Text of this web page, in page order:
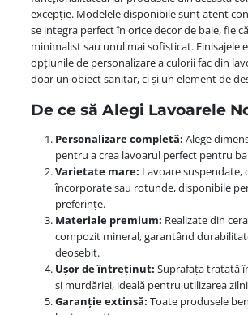
excepție. Modelele disponibile sunt atent
se integra perfect în orice decor de baie, fie
minimalist sau unul mai sofisticat. Finisajele
opțiunile de personalizare a culorii fac din
doar un obiect sanitar, ci și un element de
De ce să Alegi Lavoarele
Personalizare completă: Alege
pentru a crea lavoarul perfect pentru
Varietate mare: Lavoare suspendate,
încorporate sau rotunde, disponibile
preferințe.
Materiale premium: Realizate din
compozit mineral, garantând
deosebit.
Ușor de întreținut: Suprafața tratată
și murdăriei, ideală pentru utilizarea
Garanție extinsă: Toate produsele